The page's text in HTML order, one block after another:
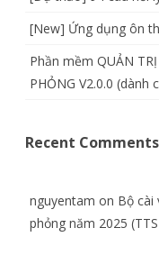
[New] Ứng dụng ôn
Phần mềm QUẢN
PHỎNG V2.0.0 (dành
Recent Comments
nguyentam on Bộ cài
phỏng năm 2025